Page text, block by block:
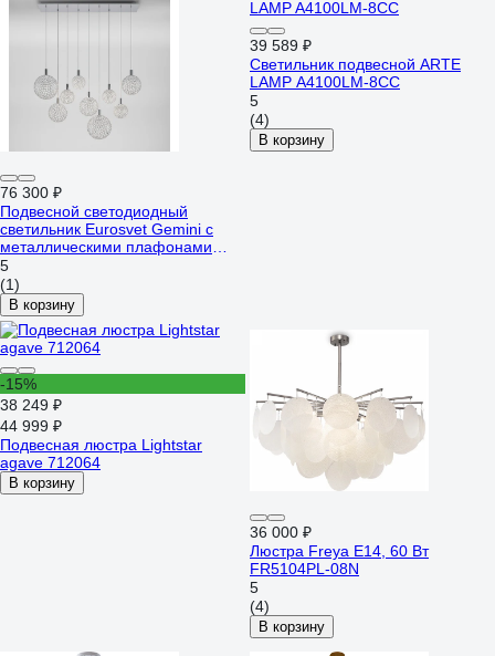
76 300 ₽
Подвесной светодиодный
светильник Eurosvet Gemini с
металлическими плафонами
90353/9 хром a069039
5
(1)
В корзину
39 589 ₽
Светильник подвесной ARTE
LAMP A4100LM-8CC
5
(4)
В корзину
-15%
38 249 ₽
44 999 ₽
Подвесная люстра Lightstar
agave 712064
В корзину
36 000 ₽
Люстра Freya E14, 60 Вт
FR5104PL-08N
5
(4)
В корзину